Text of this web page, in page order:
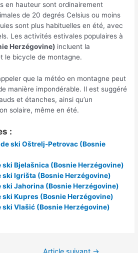
en hauteur sont ordinairement
de 20 degrés Celsius ou moins
sont plus habituelles en été, avec
Les activités estivales populaires à
Herzégovine) incluent la
le bicycle de montagne.
que la météo en montagne peut
manière impondérable. Il est suggéré
et étanches, ainsi qu’un
solaire, même en été.
:
ski Oštrelj-Petrovac (Bosnie
ski Bjelašnica (Bosnie Herzégovine)
ski Igrišta (Bosnie Herzégovine)
ski Jahorina (Bosnie Herzégovine)
ski Kupres (Bosnie Herzégovine)
ski Vlašić (Bosnie Herzégovine)